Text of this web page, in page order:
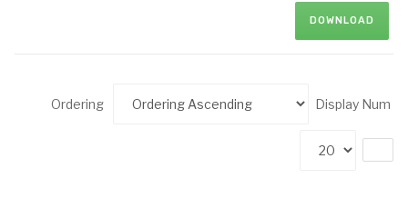
DOWNLOAD
Ordering Display Num